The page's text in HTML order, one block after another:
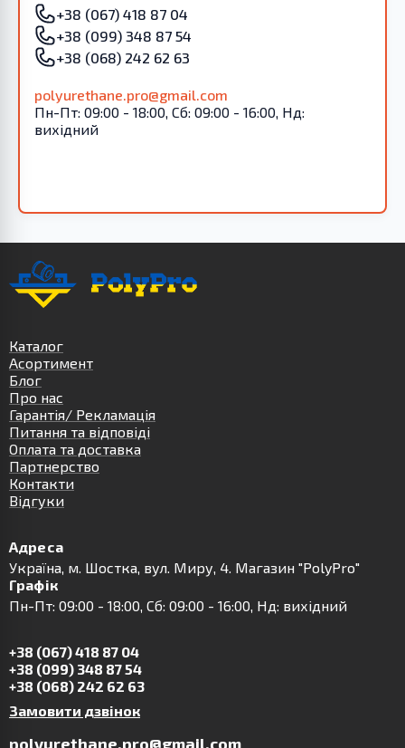
+38 (067) 418 87 04
+38 (099) 348 87 54
+38 (068) 242 62 63
polyurethane.pro@gmail.com
Пн-Пт: 09:00 - 18:00, Сб: 09:00 - 16:00, Нд:
вихідний
Каталог
Асортимент
Блог
Про нас
Гарантія/ Рекламація
Питання та відповіді
Оплата та доставка
Партнерство
Контакти
Відгуки
Адреса
Українa, м. Шостка, вул. Миру, 4. Магазин "PolyPro"
Графік
Пн-Пт: 09:00 - 18:00, Сб: 09:00 - 16:00, Нд: вихідний
+38 (067) 418 87 04
+38 (099) 348 87 54
+38 (068) 242 62 63
Замовити дзвінок
polyurethane.pro@gmail.com